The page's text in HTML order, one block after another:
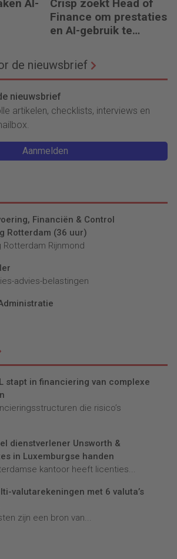
AI-
Crisp zoekt Head of
Finance om prestaties
en AI-gebruik te
de nieuwsbrief
nieuwsbrief
artikelen, checklists, interviews en
Aanmelden
Financiën & Control
Rotterdam (36 uur)
Rijnmond
advies-belastingen
stapt in financiering van complexe
die risico’s
dienstverlener Unsworth &
in Luxemburgse handen
kantoor heeft licenties...
valutarekeningen met 6 valuta’s
zijn een bron van...